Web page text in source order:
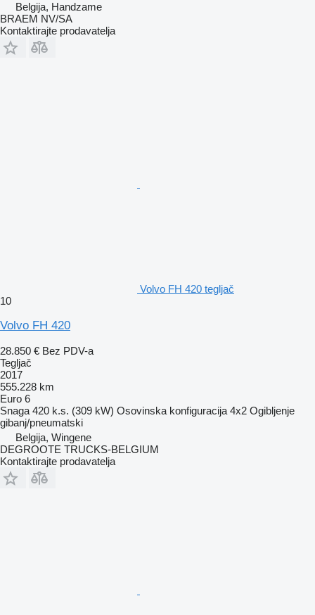
Belgija, Handzame
BRAEM NV/SA
Kontaktirajte prodavatelja
Volvo FH 420 tegljač
10
Volvo FH 420
28.850 € Bez PDV-a
Tegljač
2017
555.228 km
Euro 6
Snaga 420 k.s. (309 kW) Osovinska konfiguracija 4x2 Ogibljenje
gibanj/pneumatski
Belgija, Wingene
DEGROOTE TRUCKS-BELGIUM
Kontaktirajte prodavatelja